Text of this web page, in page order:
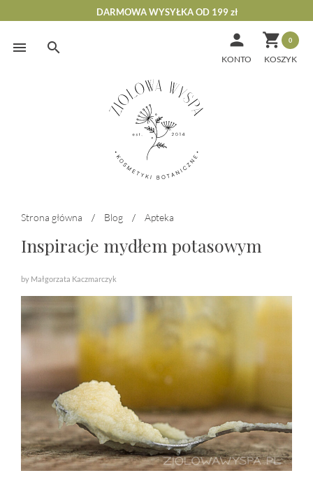
Skip
DARMOWA WYSYŁKA OD 199 zł
 0

KONTO
Strona główna / Blog / Apteka
Inspiracje mydłem potasowym
by Małgorzata Kaczmarczyk